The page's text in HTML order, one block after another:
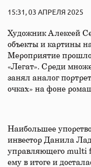
15:31, 03 АПРЕЛЯ 2025
Художник Алексей
объекты и картины
Мероприятие
«Легат». Среди
занял аналог
очках» на фоне
Наибольшее
инвестор Данила
управляющего multi
ему в итоге и